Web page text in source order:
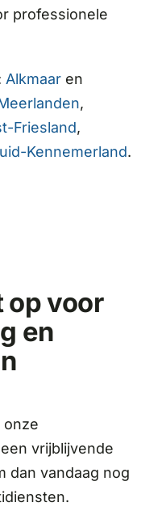
professionele
Alkmaaren
,
Friesland,
Kennemerland.
op voor
en
onze
vrijblijvende
dan vandaag nog